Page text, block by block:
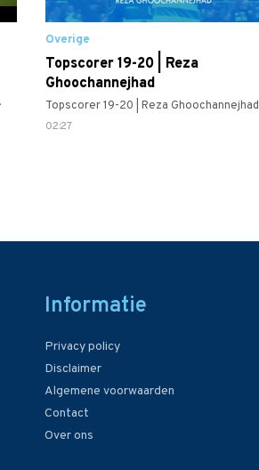
Overige
Topscorer 19-20 | Reza
Ghoochannejhad
Topscorer 19-20 | Reza Ghoochannejhad
02:27
Informatie
Privacy policy
Disclaimer
Algemene voorwaarden
Contact
Over ons